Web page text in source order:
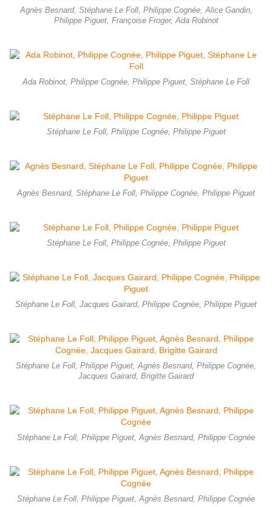
Agnès Besnard, Stéphane Le Foll, Philippe Cognée, Alice Gandin,
Philippe Piguet, Françoise Froger, Ada Robinot
Ada Robinot, Philippe Cognée, Philippe Piguet, Stéphane Le Foll
Stéphane Le Foll, Philippe Cognée, Philippe Piguet
Agnès Besnard, Stéphane Le Foll, Philippe Cognée, Philippe Piguet
Stéphane Le Foll, Philippe Cognée, Philippe Piguet
Stéphane Le Foll, Jacques Gairard, Philippe Cognée, Philippe Piguet
Stéphane Le Foll, Philippe Piguet, Agnès Besnard, Philippe Cognée,
Jacques Gairard, Brigitte Gairard
Stéphane Le Foll, Philippe Piguet, Agnès Besnard, Philippe Cognée
Stéphane Le Foll, Philippe Piguet, Agnès Besnard, Philippe Cognée